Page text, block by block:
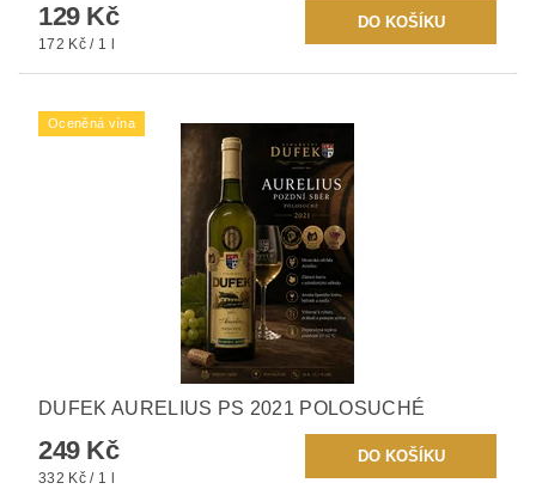
129 Kč
172 Kč / 1 l
Oceněná vína
DUFEK AURELIUS PS 2021 POLOSUCHÉ
249 Kč
332 Kč / 1 l